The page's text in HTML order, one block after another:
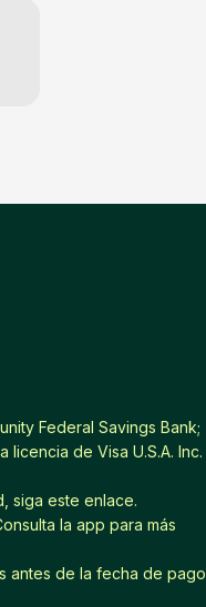
Federal Savings Bank;
de Visa U.S.A. Inc.
siga este enlace.
la app para más
antes de la fecha de pago